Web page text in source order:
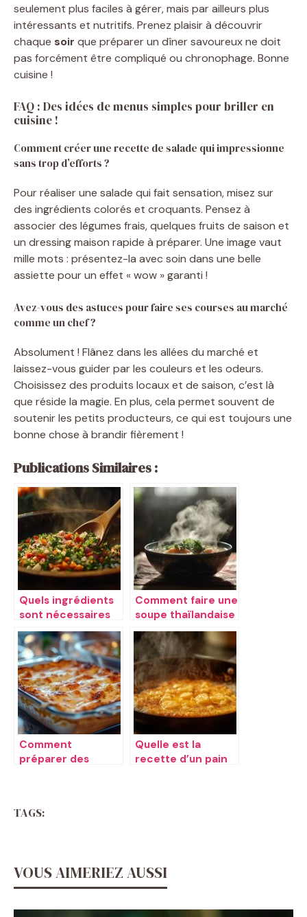
seulement plus faciles à gérer, mais par ailleurs plus
intéressants et nutritifs. Prenez plaisir à découvrir
chaque soir que préparer un dîner savoureux ne doit
pas forcément être compliqué ou chronophage. Bonne
cuisine !
FAQ : Des idées de menus simples pour briller en
cuisine !
Comment créer une recette de salade qui impressionne
sans trop d’efforts ?
Pour réaliser une salade qui fait sensation, misez sur
des ingrédients colorés et croquants. Pensez à
associer des légumes frais, quelques fruits de saison et
un dressing maison rapide à préparer. Une image vaut
mille mots : présentez-la avec soin dans une belle
assiette pour un effet « wow » garanti !
Avez-vous des astuces pour faire ses courses au marché
comme un chef ?
Absolument ! Flânez dans les allées du marché et
laissez-vous guider par les couleurs et les odeurs.
Choisissez des produits locaux et de saison, c’est là
que réside la magie. En plus, cela permet souvent de
soutenir les petits producteurs, ce qui est toujours une
bonne chose à brandir fièrement !
Publications Similaires :
Quels ingrédients
sont nécessaires
pour une salade de
chou façon
coleslaw
Comment faire une
soupe thaïlandaise
Tom Yum
Comment
préparer des
Quelle est la
recette d’un pain
TAGS:
VOUS AIMERIEZ AUSSI